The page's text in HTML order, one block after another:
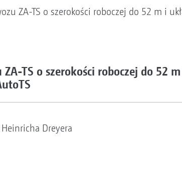
ZA-TS o szerokości roboczej do 52 m i
TS o szerokości roboczej do 52
Dreyera